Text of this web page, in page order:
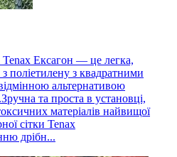
Tenax Ексагон — це легка,
поліетилену з квадратними
альтернативою
та проста в установці,
матеріалів найвищої
сітки Tenax
дрібн...